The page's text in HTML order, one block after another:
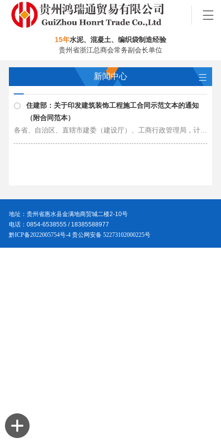
15年水泥、混凝土、编织袋制造经验
贵州省浙江总商会常务副会长单位
新闻中心
住建部：关于印发建筑装饰工程施工合同示范文本的通知
（附合同范本）
各省、自治区、直辖市建委（建设厅）、工商行政管理局，计划单列市建委（建设局）、工商行政管理局，国务院有关部门建设司： 为了规范建筑装饰工程市场行为，维护承发包双方权益，现将建筑装饰工程施工合同甲种本（GF-96-0205）和乙种……
地址：贵州省惠水县金满地商贸城二楼2-10号
电话：0854-6538555 / 18385588977
黔ICP备2022005754号-4 贵公网安备 52273102000225号